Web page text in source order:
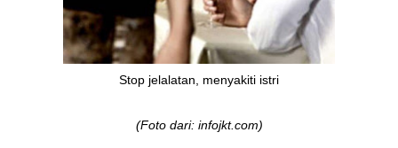
Stop jelalatan, menyakiti istri
(Foto dari: infojkt.com)